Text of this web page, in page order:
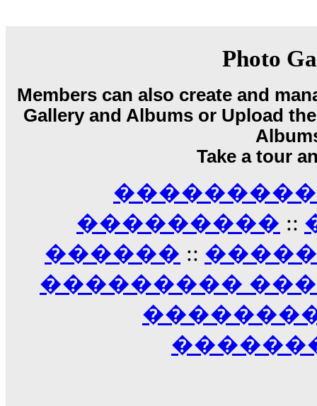
Echo, ���� �� ������� ��
������ �� �����.. "������" ���
15:33
��������� ����, ���������
����� ��������� ��
������! ��� ������ �� �����...
������� ���� ���� ������;
Photo
Members can also create and
Gallery and Albums or Upload
Take a tour
���������
��������� ::
������ ::
���������